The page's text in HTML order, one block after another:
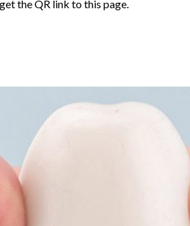
the QR link to this page.